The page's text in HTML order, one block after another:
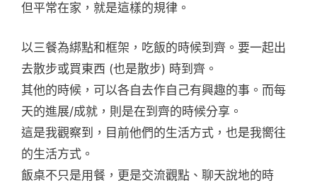
但平常在家，就是這樣的規律。
以三餐為綁點和框架，吃飯的時候到齊。要一起出
去散步或買東西 (也是散步) 時到齊。
其他的時候，可以各自去作自己有興趣的事。而每
天的進展/成就，則是在到齊的時候分享。
這是我觀察到，目前他們的生活方式，也是我嚮往
的生活方式。
飯桌不只是用餐，更是交流觀點、聊天說地的時